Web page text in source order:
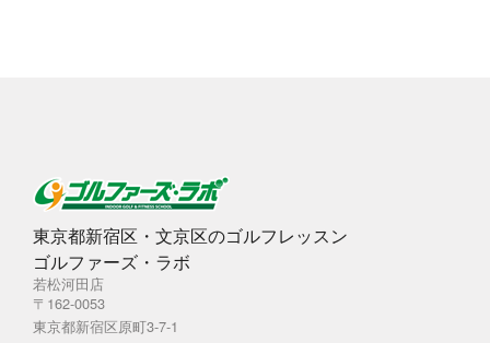
東京都新宿区・文京区のゴルフレッスン
ゴルファーズ・ラボ
若松河田店
〒162-0053
東京都新宿区原町3-7-1